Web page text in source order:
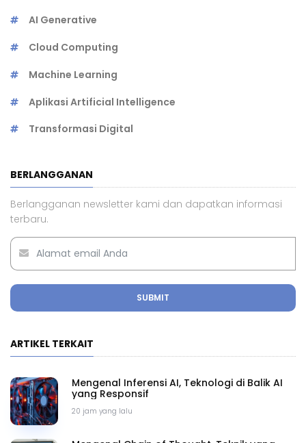
AI Generative
Cloud Computing
Machine Learning
Aplikasi Artificial Intelligence
Transformasi Digital
BERLANGGANAN
Berlangganan newsletter kami dan dapatkan informasi
terbaru.
SUBMIT
ARTIKEL TERKAIT
20 jam yang lalu
Mengenal Inferensi AI, Teknologi di Balik AI
yang Responsif